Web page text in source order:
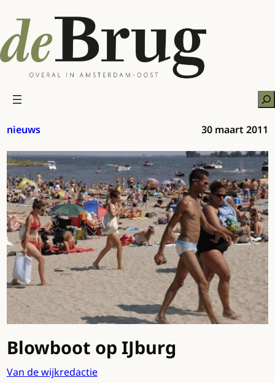
naar
de
inhoud
nieuws 30 maart 2011
Blowboot op IJburg
Van de wijkredactie